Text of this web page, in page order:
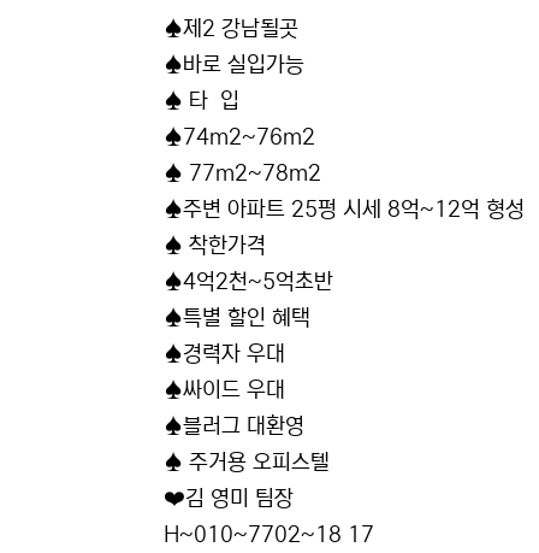
♠️제2 강남될곳
♠️바로 실입가능
♠️ 타 입
♠️74m2~76m2
♠️ 77m2~78m2
♠️주변 아파트 25펑 시세 8억~12억 형성
♠️ 착한가격
♠️4억2천~5억초반
♠️특별 할인 혜택
♠️경력자 우대
♠️싸이드 우대
♠️블러그 대환영
♠️ 주거용 오피스텔
❤️김 영미 팀장
H~010~7702~18 17